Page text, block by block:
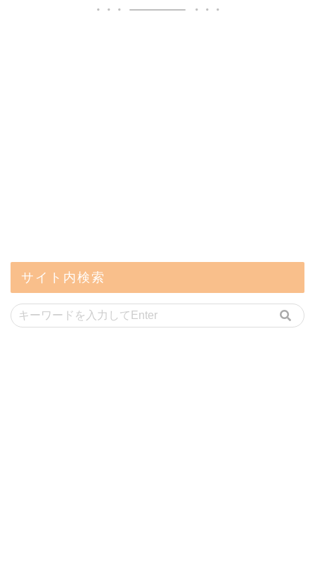
サイト内検索